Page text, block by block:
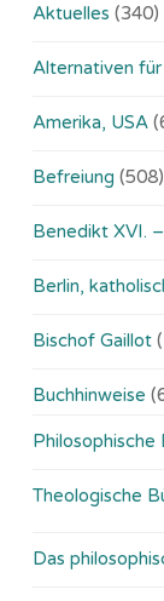
Aktuelles (340)
Alternativen
Amerika, USA
Befreiung (508)
Benedikt XVI.
Berlin,
Bischof Gaillot
Buchhinweise
Philosophische
Theologische
Das